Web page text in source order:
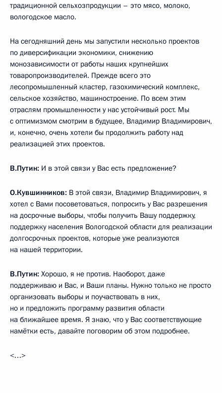
традиционной сельхозпродукции – это мясо, молоко,
вологодское масло.
На сегодняшний день мы запустили несколько проектов
по диверсификации экономики, снижению
монозависимости от работы наших крупнейших
товаропроизводителей. Прежде всего это
лесопромышленный кластер, газохимический комплекс,
сельское хозяйство, машиностроение. По всем этим
отраслям промышленности у нас устойчивый рост. Мы
с оптимизмом смотрим в будущее, Владимир Владимирович,
и, конечно, очень хотели бы продолжить работу над
реализацией этих проектов.
В.Путин: И в этой связи у Вас есть предложение?
О.Кувшинников: В этой связи, Владимир Владимирович, я
хотел с Вами посоветоваться, попросить у Вас разрешения
на досрочные выборы, чтобы получить Вашу поддержку,
поддержку населения Вологодской области для реализации
долгосрочных проектов, которые уже реализуются
на нашей территории.
В.Путин: Хорошо, я не против. Наоборот, даже
поддерживаю и Вас, и Ваши планы. Нужно только не просто
организовать выборы и поучаствовать в них,
но и предложить программу развития области
на ближайшее время. Я знаю, что у Вас соответствующие
намётки есть, давайте поговорим об этом подробнее.
<…>